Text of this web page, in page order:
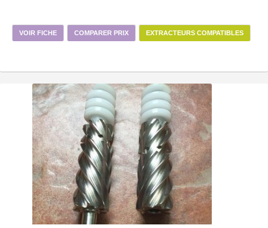
VOIR FICHE COMPARER PRIX EXTRACTEURS COMPATIBLES